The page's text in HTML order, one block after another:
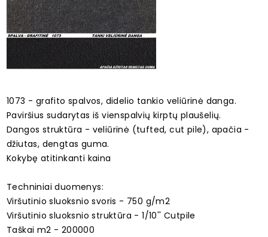
1073 - grafito spalvos, didelio tankio veliūrinė danga.
Paviršius sudarytas iš vienspalvių kirptų plaušelių.
Dangos struktūra - veliūrinė (tufted, cut pile), apačia -
džiutas, dengtas guma.
Kokybę atitinkanti kaina
Techniniai duomenys:
Viršutinio sluoksnio svoris - 750 g/m2
Viršutinio sluoksnio struktūra - 1/10'' Cutpile
Taškai m2 - 200000